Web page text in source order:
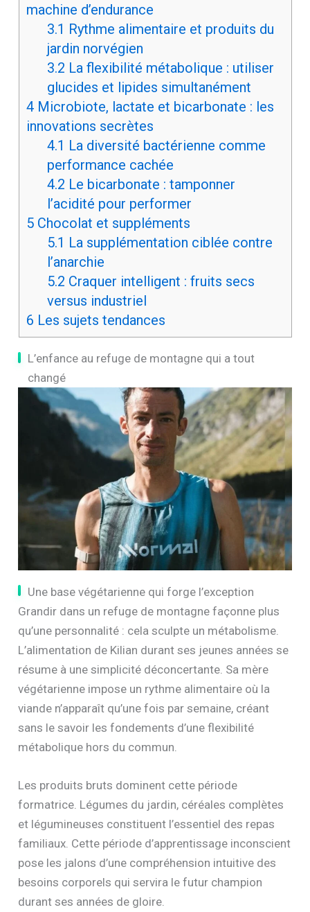
machine d’endurance
3.1 Rythme alimentaire et produits du
jardin norvégien
3.2 La flexibilité métabolique : utiliser
glucides et lipides simultanément
4Microbiote, lactate et bicarbonate : les
innovations secrètes
4.1 La diversité bactérienne comme
performance cachée
4.2 Le bicarbonate : tamponner
l’acidité pour performer
5Chocolat et suppléments
5.1 La supplémentation ciblée contre
l’anarchie
5.2 Craquer intelligent : fruits secs
versus industriel
6 Les sujets tendances
L’enfance au refuge de montagne qui a tout
changé
Une base végétarienne qui forge l’exception
Grandir dans un refuge de montagne façonne plus
qu’une personnalité : cela sculpte un métabolisme.
L’alimentation de Kilian durant ses jeunes années se
résume à une simplicité déconcertante. Sa mère
végétarienne impose un rythme alimentaire où la
viande n’apparaît qu’une fois par semaine, créant
sans le savoir les fondements d’une flexibilité
métabolique hors du commun.
Les produits bruts dominent cette période
formatrice. Légumes du jardin, céréales complètes
et légumineuses constituent l’essentiel des repas
familiaux. Cette période d’apprentissage inconscient
pose les jalons d’une compréhension intuitive des
besoins corporels qui servira le futur champion
durant ses années de gloire.